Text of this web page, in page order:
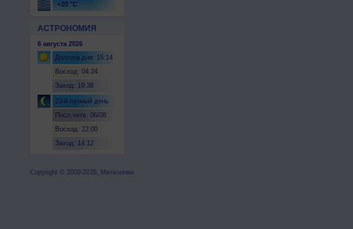
+20 °C
АСТРОНОМИЯ
6 августа 2026
Долгота дня: 15:14
Восход: 04:24
Заход: 19:38
23-й лунный день
Посл.четв. 06/08
Восход: 22:00
Заход: 14:12
Copyright © 2009-2026, Метеонова